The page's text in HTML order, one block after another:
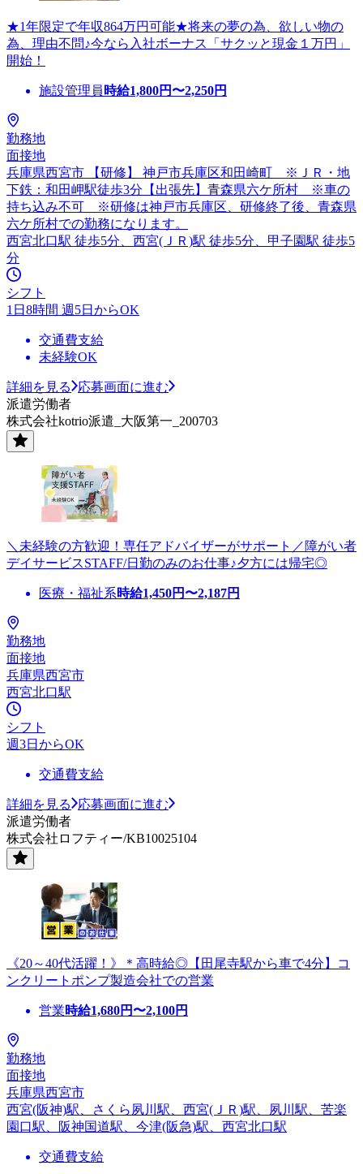
★1年限定で年収864万円可能★将来の夢の為、欲しい物の
為、理由不問♪今なら入社ボーナス「サクッと現金１万円」
開始！
施設管理員 時給1,800円〜2,250円
勤務地
面接地
兵庫県西宮市 【研修】 神戸市兵庫区和田崎町 ※ＪＲ・地
下鉄：和田岬駅徒歩3分【出張先】青森県六ケ所村 ※車の
持ち込み不可 ※研修は神戸市兵庫区、研修終了後、青森県
六ケ所村での勤務になります。
西宮北口駅 徒歩5分、西宮(ＪＲ)駅 徒歩5分、甲子園駅 徒歩5
分
シフト
1日8時間 週5日からOK
交通費支給
未経験OK
詳細を見る
応募画面に進む
派遣労働者
株式会社kotrio派遣_大阪第一_200703
＼未経験の方歓迎！専任アドバイザーがサポート／障がい者
デイサービスSTAFF/日勤のみのお仕事♪夕方には帰宅◎
医療・福祉系時給1,450円〜2,187円
勤務地
面接地
兵庫県西宮市
西宮北口駅
シフト
週3日からOK
交通費支給
詳細を見る
応募画面に進む
派遣労働者
株式会社ロフティー/KB10025104
《20～40代活躍！》＊高時給◎【田尾寺駅から車で4分】コ
ンクリートポンプ製造会社での営業
営業時給1,680円〜2,100円
勤務地
面接地
兵庫県西宮市
西宮(阪神)駅、さくら夙川駅、西宮(ＪＲ)駅、夙川駅、苦楽
園口駅、阪神国道駅、今津(阪急)駅、西宮北口駅
交通費支給